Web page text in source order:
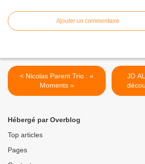
Ajouter un commentaire
< Nicolas Parent Trio : «
Moments »
JD
Hébergé par Overblog
Top articles
Pages